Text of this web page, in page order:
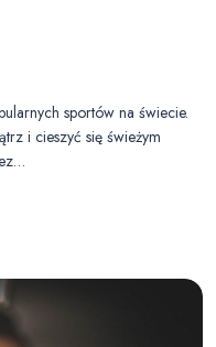
sportów na świecie.
i cieszyć się świeżym